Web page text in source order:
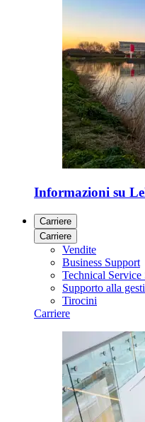
Informazioni su
Carriere
Carriere
Vendite
Business Support
Technical Service
Supporto alla
Tirocini
Carriere